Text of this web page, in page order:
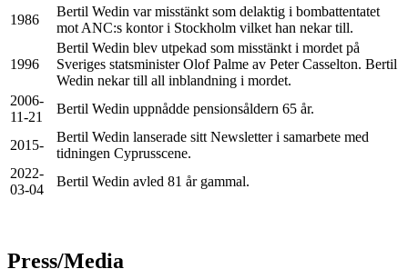
1986
Bertil Wedin var misstänkt som delaktig i bombattentatet
mot ANC:s kontor i Stockholm vilket han nekar till.
1996
Bertil Wedin blev utpekad som misstänkt i mordet på
Sveriges statsminister Olof Palme av Peter Casselton. Bertil
Wedin nekar till all inblandning i mordet.
2006-
11-21
Bertil Wedin uppnådde pensionsåldern 65 år.
2015-
Bertil Wedin lanserade sitt Newsletter i samarbete med
tidningen Cyprusscene.
2022-
03-04
Bertil Wedin avled 81 år gammal.
Press/Media